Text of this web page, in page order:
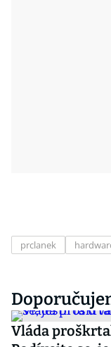
prclanek
Vláda